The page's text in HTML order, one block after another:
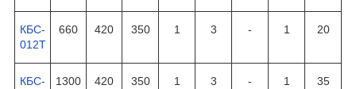
КБС-
012Т
660 420 350 1 3 - 1 20
КБС-
1300 420 350 1 3 - 1 35